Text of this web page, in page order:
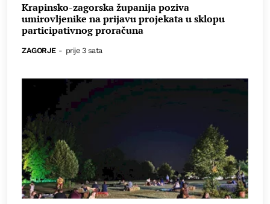
Krapinsko-zagorska županija poziva
umirovljenike na prijavu projekata u sklopu
participativnog proračuna
ZAGORJE - prije 3 sata